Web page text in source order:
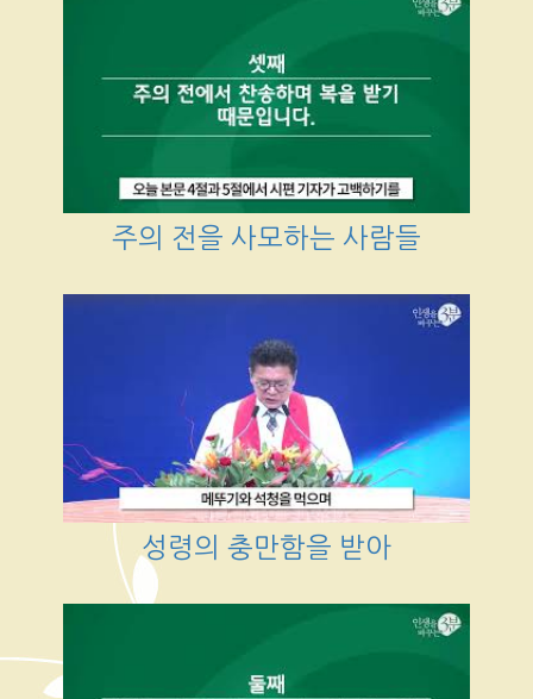
주의 전을 사모하는 사람들
성령의 충만함을 받아